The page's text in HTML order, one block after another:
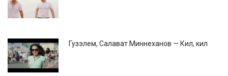
Гузэлем, Салават Миннеханов — Кил, кил